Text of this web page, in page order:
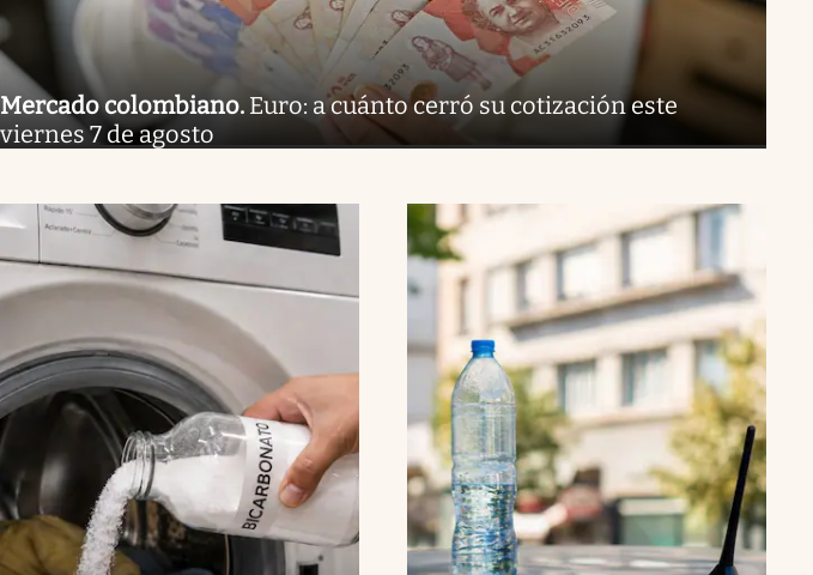
Mercado colombiano. Euro: a cuánto cerró su cotización este
viernes 7 de agosto